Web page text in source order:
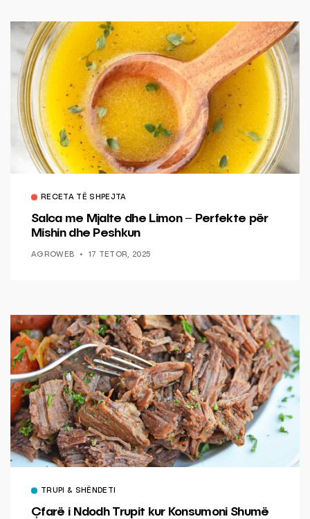
RECETA TË SHPEJTA
Salca me Mjalte dhe Limon – Perfekte për
Mishin dhe Peshkun
AGROWEB 17 TETOR, 2025
TRUPI & SHËNDETI
Çfarë i Ndodh Trupit kur Konsumoni Shumë